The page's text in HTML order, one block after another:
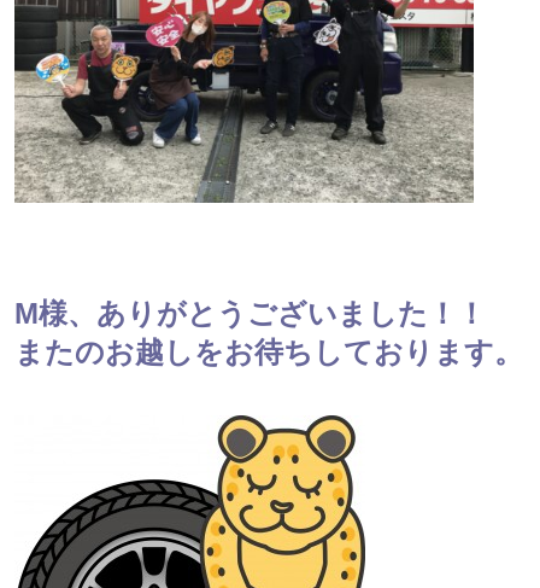
M様、ありがとうございました！！
またのお越しをお待ちしております。